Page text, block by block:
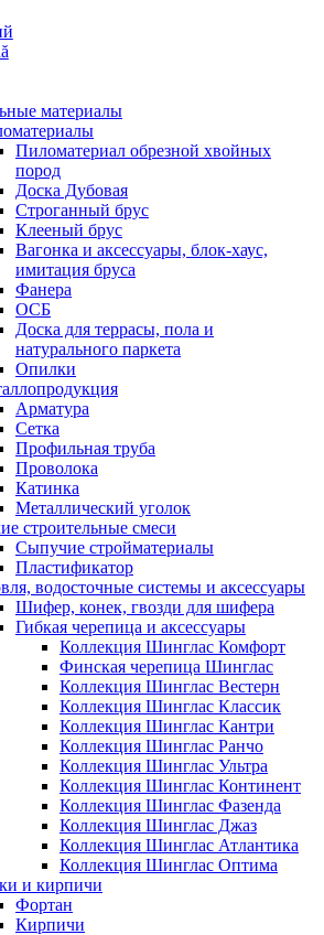
материалы
Пиломатериал обрезной хвойных
пород
Доска Дубовая
Строганный брус
Клееный брус
Вагонка и аксессуары, блок-хаус,
имитация бруса
Фанера
ОСБ
Доска для террасы, пола и
натурального паркета
Опилки
Арматура
Сетка
Профильная труба
Проволока
Катинка
Металлический уголок
строительные смеси
Сыпучие стройматериалы
Пластификатор
водосточные системы и аксессуары
Шифер, конек, гвозди для шифера
Гибкая черепица и аксессуары
Коллекция Шинглас Комфорт
Финская черепица Шинглас
Коллекция Шинглас Вестерн
Коллекция Шинглас Классик
Коллекция Шинглас Кантри
Коллекция Шинглас Ранчо
Коллекция Шинглас Ультра
Коллекция Шинглас Континент
Коллекция Шинглас Фазенда
Коллекция Шинглас Джаз
Коллекция Шинглас Атлантика
Коллекция Шинглас Оптима
и кирпичи
Фортан
Кирпичи